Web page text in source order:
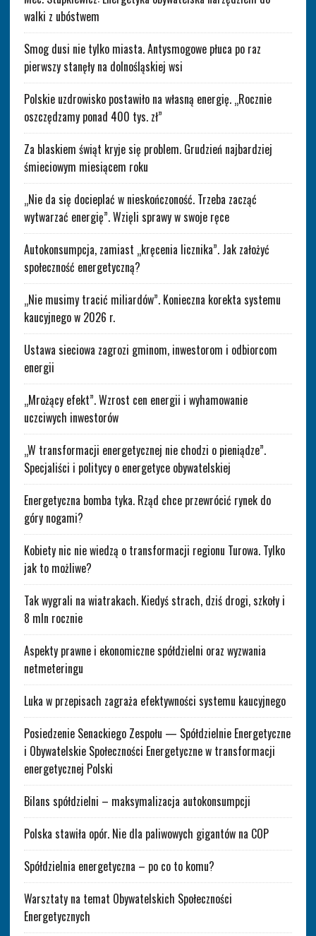
walki z ubóstwem
Smog dusi nie tylko miasta. Antysmogowe płuca po raz
pierwszy stanęły na dolnośląskiej wsi
Polskie uzdrowisko postawiło na własną energię. „Rocznie
oszczędzamy ponad 400 tys. zł”
Za blaskiem świąt kryje się problem. Grudzień najbardziej
śmieciowym miesiącem roku
„Nie da się docieplać w nieskończoność. Trzeba zacząć
wytwarzać energię”. Wzięli sprawy w swoje ręce
Autokonsumpcja, zamiast „kręcenia licznika”. Jak założyć
społeczność energetyczną?
„Nie musimy tracić miliardów”. Konieczna korekta systemu
kaucyjnego w 2026 r.
Ustawa sieciowa zagrozi gminom, inwestorom i odbiorcom
energii
„Mrożący efekt”. Wzrost cen energii i wyhamowanie
uczciwych inwestorów
„W transformacji energetycznej nie chodzi o pieniądze”.
Specjaliści i politycy o energetyce obywatelskiej
Energetyczna bomba tyka. Rząd chce przewrócić rynek do
góry nogami?
Kobiety nic nie wiedzą o transformacji regionu Turowa. Tylko
jak to możliwe?
Tak wygrali na wiatrakach. Kiedyś strach, dziś drogi, szkoły i
8 mln rocznie
Aspekty prawne i ekonomiczne spółdzielni oraz wyzwania
netmeteringu
Luka w przepisach zagraża efektywności systemu kaucyjnego
Posiedzenie Senackiego Zespołu — Spółdzielnie Energetyczne
i Obywatelskie Społeczności Energetyczne w transformacji
energetycznej Polski
Bilans spółdzielni – maksymalizacja autokonsumpcji
Polska stawiła opór. Nie dla paliwowych gigantów na COP
Spółdzielnia energetyczna – po co to komu?
Warsztaty na temat Obywatelskich Społeczności
Energetycznych